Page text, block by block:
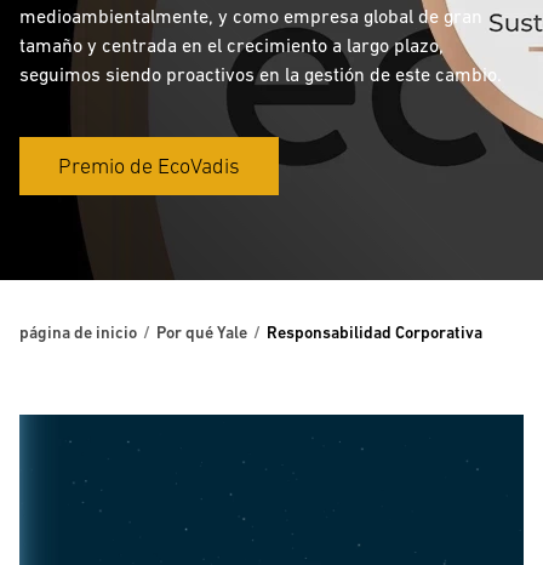
medioambientalmente, y como empresa global de gran
tamaño y centrada en el crecimiento a largo plazo,
seguimos siendo proactivos en la gestión de este cambio.
Premio de EcoVadis
página de inicio Por qué Yale Responsabilidad Corporativa